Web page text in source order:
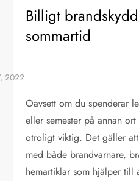
Billigt
sommartid
Oavsett om du spenderar
eller semester på annan
otroligt viktig. Det gäller
med både brandvarnare,
hemartiklar som hjälper till